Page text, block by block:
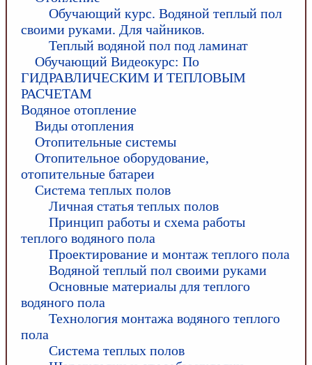
Обучающий курс. Водяной теплый пол
своими руками. Для чайников.
Теплый водяной пол под ламинат
Обучающий Видеокурс: По
ГИДРАВЛИЧЕСКИМ И ТЕПЛОВЫМ
РАСЧЕТАМ
Водяное отопление
Виды отопления
Отопительные системы
Отопительное оборудование,
отопительные батареи
Система теплых полов
Личная статья теплых полов
Принцип работы и схема работы
теплого водяного пола
Проектирование и монтаж теплого пола
Водяной теплый пол своими руками
Основные материалы для теплого
водяного пола
Технология монтажа водяного теплого
пола
Система теплых полов